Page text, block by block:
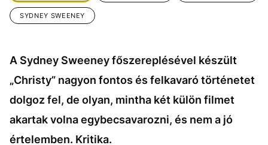
SYDNEY SWEENEY
A Sydney Sweeney főszereplésével készült
„Christy” nagyon fontos és felkavaró történetet
dolgoz fel, de olyan, mintha két külön filmet
akartak volna egybecsavarozni, és nem a jó
értelemben. Kritika.